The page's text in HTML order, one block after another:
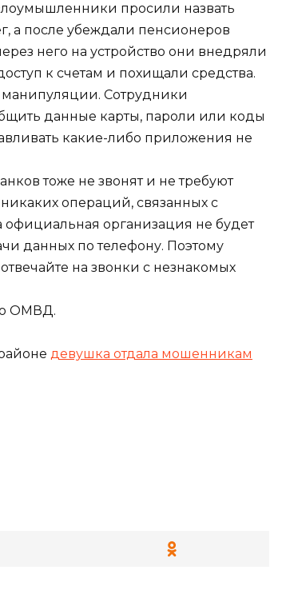
просили назвать
а после убеждали пенсионеров
него на устройство они внедряли
к счетам и похищали средства.
Сотрудники
данные карты, пароли или коды
какие-либо приложения не
тоже не звонят и не требуют
операций, связанных с
организация не будет
данных по телефону. Поэтому
на звонки с незнакомых
ОМВД.
девушка отдала мошенникам